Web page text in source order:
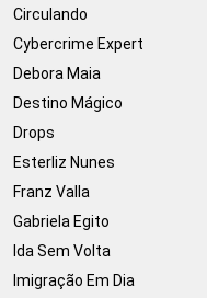
Circulando
Cybercrime Expert
Debora Maia
Destino Mágico
Drops
Esterliz Nunes
Franz Valla
Gabriela Egito
Ida Sem Volta
Imigração Em Dia